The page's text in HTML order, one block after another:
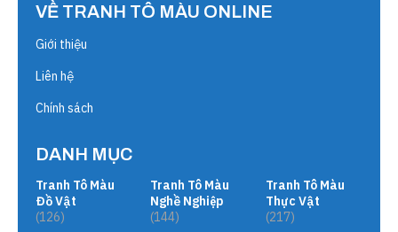
VỀ TRANH TÔ MÀU ONLINE
Giới thiệu
Liên hệ
Chính sách
DANH MỤC
Tranh Tô Màu
Đồ Vật
(126)
Tranh Tô Màu
Nghề Nghiệp
(144)
Tranh Tô Màu
Thực Vật
(217)